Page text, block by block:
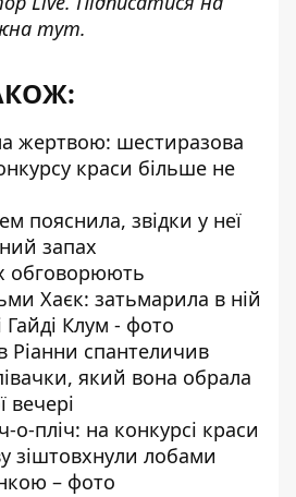
тут.
жертвою: шестиразова
краси більше не
пояснила, звідки у неї
запах
обговорюють
Хаєк: затьмарила в ній
Гайді Клум - фото
Ріанни спантеличив
який вона обрала
вечері
о-пліч: на конкурсі краси
зіштовхнули лобами
– фото